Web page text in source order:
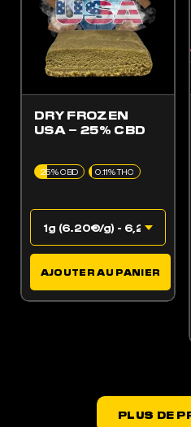
AJOUTER AU PANIER
DRY FROZEN
USA – 25% CBD
25% CBD 0.11% THC
PLUS DE